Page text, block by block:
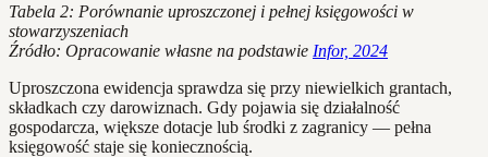
Tabela 2: Porównanie uproszczonej i pełnej księgowości w
stowarzyszeniach
Źródło: Opracowanie własne na podstawie Infor, 2024
Uproszczona ewidencja sprawdza się przy niewielkich grantach,
składkach czy darowiznach. Gdy pojawia się działalność
gospodarcza, większe dotacje lub środki z zagranicy — pełna
księgowość staje się koniecznością.